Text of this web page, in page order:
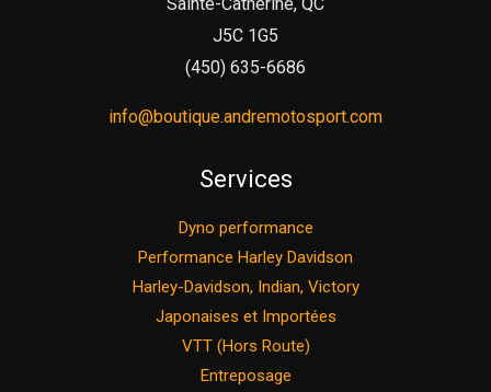
J5C 1G5
(450) 635-6686
info@boutique.andremotosport.com
Services
Dyno performance
Performance Harley Davidson
Harley-Davidson, Indian, Victory
Japonaises et Importées
VTT (Hors Route)
Entreposage